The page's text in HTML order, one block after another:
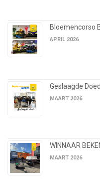
Bloemencorso
APRIL 2026
Geslaagde
MAART 2026
WINNAAR
MAART 2026